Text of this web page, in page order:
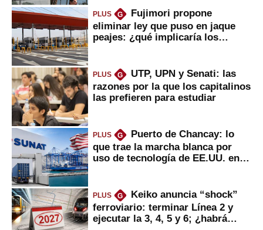
PLUS G
Fujimori propone
eliminar ley que puso en jaque
peajes: ¿qué implicaría los
PLUS G
UTP, UPN y Senati: las
razones por la que los capitalinos
las prefieren para estudiar
PLUS G
Puerto de Chancay: lo
que trae la marcha blanca por
uso de tecnología de EE.UU. en
PLUS G
Keiko anuncia “shock”
ferroviario: terminar Línea 2 y
ejecutar la 3, 4, 5 y 6; ¿habrá